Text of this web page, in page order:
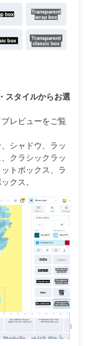
スタイルからお選
レビューをご覧
シャドウ、ラッ
クラシックラッ
トボックス、ラ
クス。